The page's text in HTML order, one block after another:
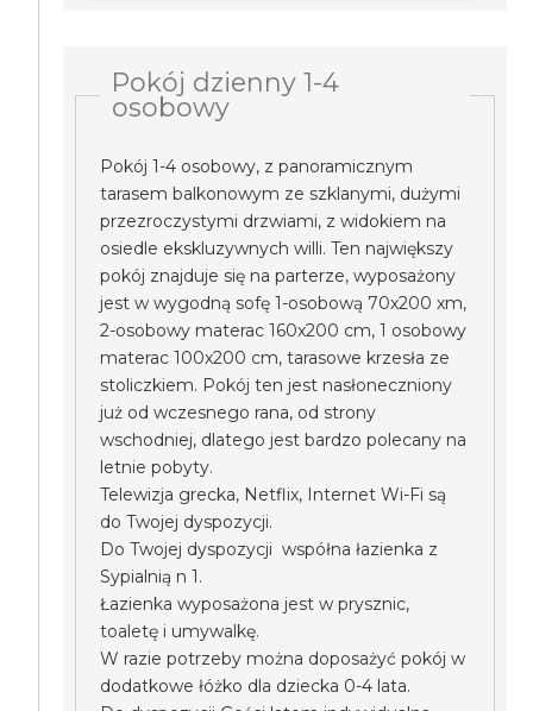
Pokój dzienny 1-4
osobowy
Pokój 1-4 osobowy, z panoramicznym
tarasem balkonowym ze szklanymi, dużymi
przezroczystymi drzwiami, z widokiem na
osiedle ekskluzywnych willi. Ten największy
pokój znajduje się na parterze, wyposażony
jest w wygodną sofę 1-osobową 70x200 xm,
2-osobowy materac 160x200 cm, 1 osobowy
materac 100x200 cm, tarasowe krzesła ze
stoliczkiem. Pokój ten jest nasłoneczniony
już od wczesnego rana, od strony
wschodniej, dlatego jest bardzo polecany na
letnie pobyty.
Telewizja grecka, Netflix, Internet Wi-Fi są
do Twojej dyspozycji.
Do Twojej dyspozycji współna łazienka z
Sypialnią n 1.
Łazienka wyposażona jest w prysznic,
toaletę i umywalkę.
W razie potrzeby można doposażyć pokój w
dodatkowe łóżko dla dziecka 0-4 lata.